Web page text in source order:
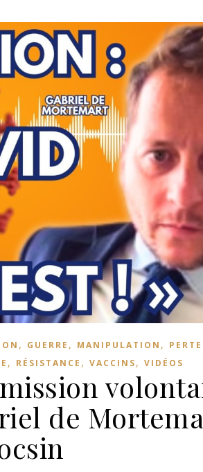
, GUERRE , MANIPULATION ,
, RÉSISTANCE , VACCINS, VIDÉOS
de